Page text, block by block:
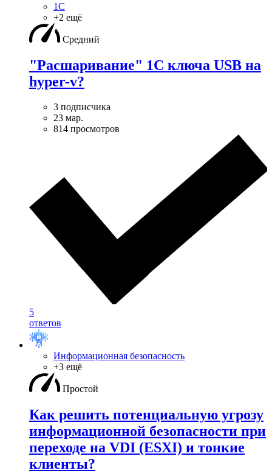
1С
+2 ещё
Средний
"Расшаривание" 1С ключа USB на
hyper-v?
3 подписчика
23 мар.
814 просмотров
5
ответов
Информационная безопасность
+3 ещё
Простой
Как решить потенциальную угрозу
информационной безопасности при
переходе на VDI (ESXI) и тонкие
клиенты?